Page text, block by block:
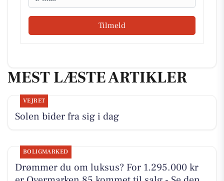
Tilmeld
MEST LÆSTE ARTIKLER
VEJRET
Solen bider fra sig i dag
BOLIGMARKED
Drømmer du om luksus? For 1.295.000 kr